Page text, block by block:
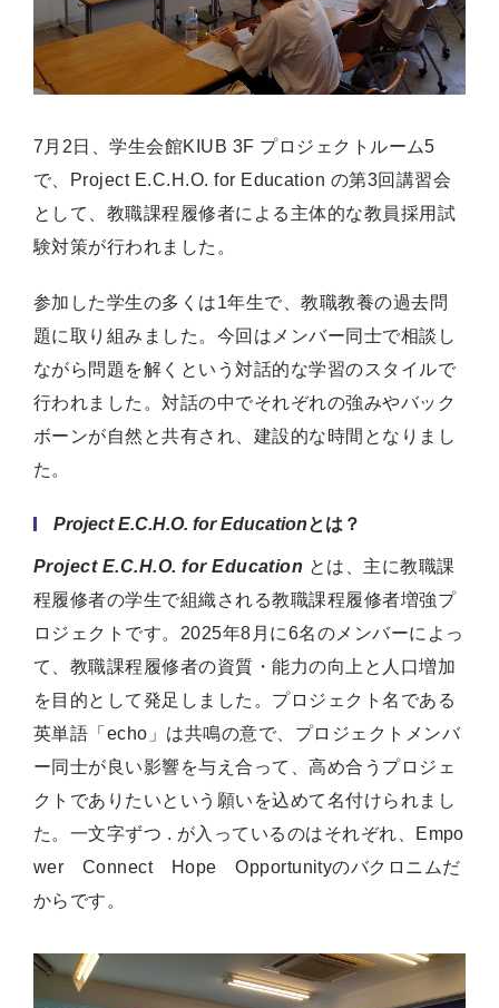
7月2日、学生会館KIUB 3F プロジェクトルーム5
で、Project E.C.H.O. for Education の第3回講習会
として、教職課程履修者による主体的な教員採用試
験対策が行われました。
参加した学生の多くは1年生で、教職教養の過去問
題に取り組みました。今回はメンバー同士で相談し
ながら問題を解くという対話的な学習のスタイルで
行われました。対話の中でそれぞれの強みやバック
ボーンが自然と共有され、建設的な時間となりまし
た。
Project E.C.H.O. for Educationとは？
Project E.C.H.O. for Education とは、主に教職課
程履修者の学生で組織される教職課程履修者増強プ
ロジェクトです。2025年8月に6名のメンバーによっ
て、教職課程履修者の資質・能力の向上と人口増加
を目的として発足しました。プロジェクト名である
英単語「echo」は共鳴の意で、プロジェクトメンバ
ー同士が良い影響を与え合って、高め合うプロジェ
クトでありたいという願いを込めて名付けられまし
た。一文字ずつ . が入っているのはそれぞれ、Empo
wer Connect Hope Opportunityのバクロニムだ
からです。